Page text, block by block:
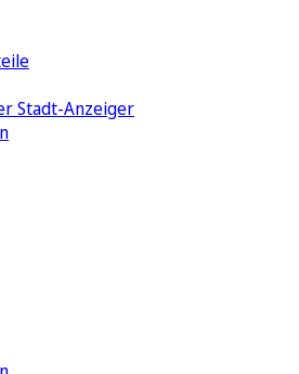
Stadt-Anzeiger